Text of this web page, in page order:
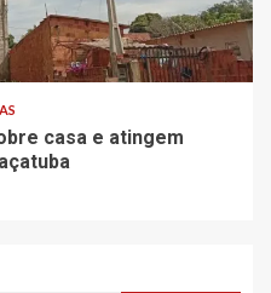
casa e atingem